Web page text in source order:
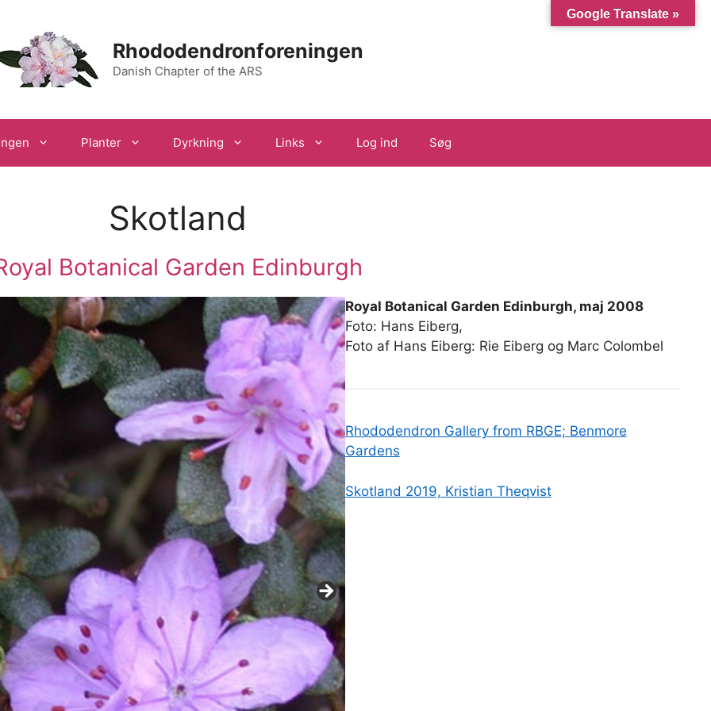
Rhododendronforeningen
Danish Chapter of the ARS
Planter Dyrkning Links Log ind Søg
Skotland
Botanical Garden Edinburgh
Royal Botanical Garden Edinburgh, maj 2008
Foto: Hans Eiberg,
Foto af Hans Eiberg: Rie Eiberg og Marc Colombel
Rhododendron Gallery from RBGE; Benmore
Gardens
Skotland 2019, Kristian Theqvist
Google Translate »